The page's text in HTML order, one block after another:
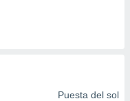
Puesta del sol